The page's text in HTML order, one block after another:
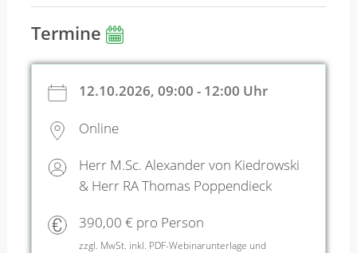
Termine
12.10.2026, 09:00 - 12:00 Uhr
Online
Herr M.Sc. Alexander von Kiedrowski
& Herr RA Thomas Poppendieck
390,00 € pro Person
zzgl. MwSt. inkl. PDF-Webinarunterlage und